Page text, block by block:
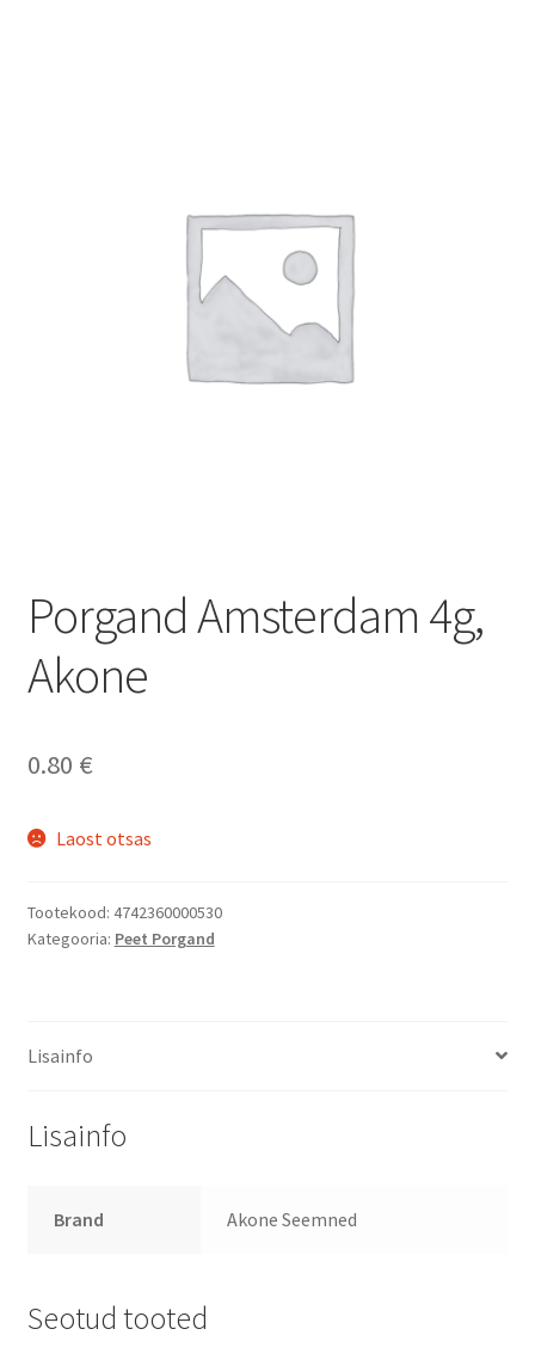
Porgand Amsterdam 4g,
Akone
0.80 €
Laost otsas
Tootekood: 4742360000530
Kategooria: Peet Porgand
Lisainfo
Lisainfo
Brand Akone Seemned
Seotud tooted